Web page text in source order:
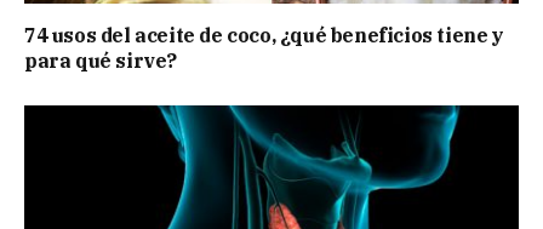
74 usos del aceite de coco, ¿qué beneficios tiene y
para qué sirve?